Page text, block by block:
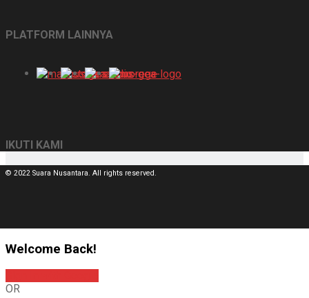
PLATFORM LAINNYA
IKUTI KAMI
© 2022 Suara Nusantara. All rights reserved.
Welcome Back!
OR